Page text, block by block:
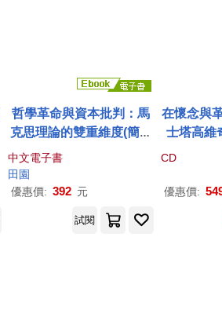
哲學革命與資本批判：馬
克思理論的雙重維度(簡體
書) (電子書)
中文電子書
田園
優惠價: 392 元
在懷念與
士塔高維
克倫克納(
ie und
Dmitri
CD
優惠價:
試閱